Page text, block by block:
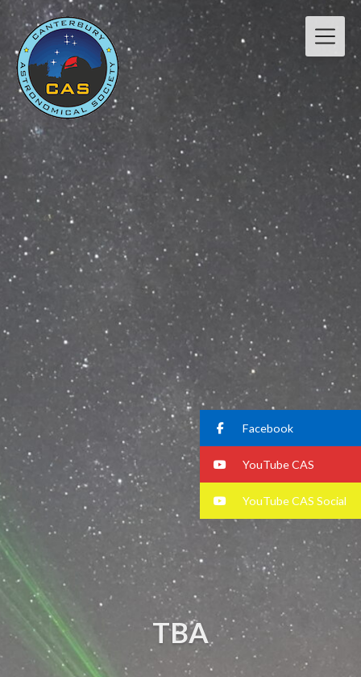
TBA
Facebook
YouTube CAS
YouTube CAS Social